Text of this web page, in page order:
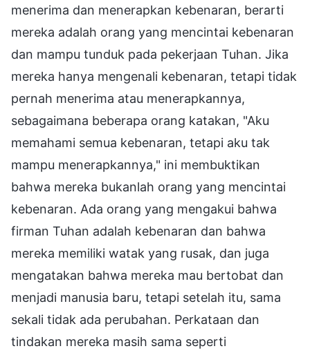
menerima dan menerapkan kebenaran, berarti
mereka adalah orang yang mencintai kebenaran
dan mampu tunduk pada pekerjaan Tuhan. Jika
mereka hanya mengenali kebenaran, tetapi tidak
pernah menerima atau menerapkannya,
sebagaimana beberapa orang katakan, "Aku
memahami semua kebenaran, tetapi aku tak
mampu menerapkannya," ini membuktikan
bahwa mereka bukanlah orang yang mencintai
kebenaran. Ada orang yang mengakui bahwa
firman Tuhan adalah kebenaran dan bahwa
mereka memiliki watak yang rusak, dan juga
mengatakan bahwa mereka mau bertobat dan
menjadi manusia baru, tetapi setelah itu, sama
sekali tidak ada perubahan. Perkataan dan
tindakan mereka masih sama seperti